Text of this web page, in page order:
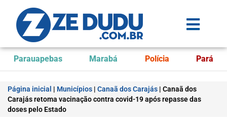
Parauapebas Marabá Polícia Pará
Página inicial | Municípios | Canaã dos Carajás | Canaã dos
Carajás retoma vacinação contra covid-19 após repasse das
doses pelo Estado